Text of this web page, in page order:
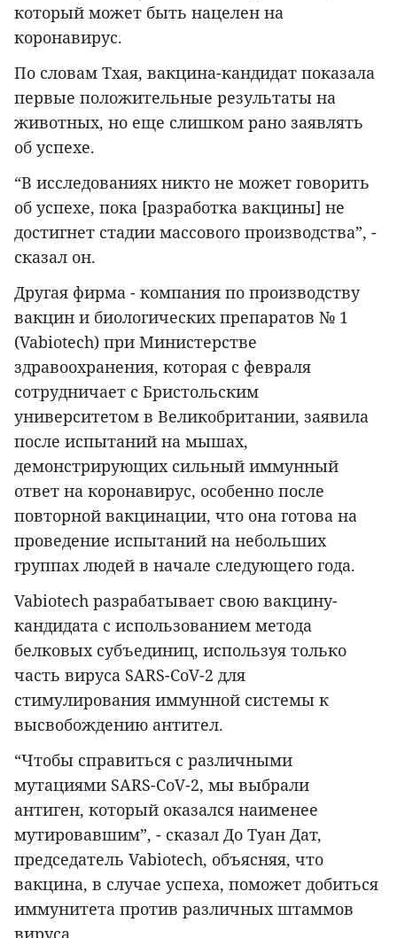
который может быть нацелен на
коронавирус.
По словам Тхая, вакцина-кандидат показала
первые положительные результаты на
животных, но еще слишком рано заявлять
об успехе.
“В исследованиях никто не может говорить
об успехе, пока [разработка вакцины] не
достигнет стадии массового производства”, -
сказал он.
Другая фирма - компания по производству
вакцин и биологических препаратов № 1
(Vabiotech) при Министерстве
здравоохранения, которая с февраля
сотрудничает с Бристольским
университетом в Великобритании, заявила
после испытаний на мышах,
демонстрирующих сильный иммунный
ответ на коронавирус, особенно после
повторной вакцинации, что она готова на
проведение испытаний на небольших
группах людей в начале следующего года.
Vabiotech разрабатывает свою вакцину-
кандидата с использованием метода
белковых субъединиц, используя только
часть вируса SARS-CoV-2 для
стимулирования иммунной системы к
высвобождению антител.
“Чтобы справиться с различными
мутациями SARS-CoV-2, мы выбрали
антиген, который оказался наименее
мутировавшим”, - сказал До Туан Дат,
председатель Vabiotech, объясняя, что
вакцина, в случае успеха, поможет добиться
иммунитета против различных штаммов
вируса.